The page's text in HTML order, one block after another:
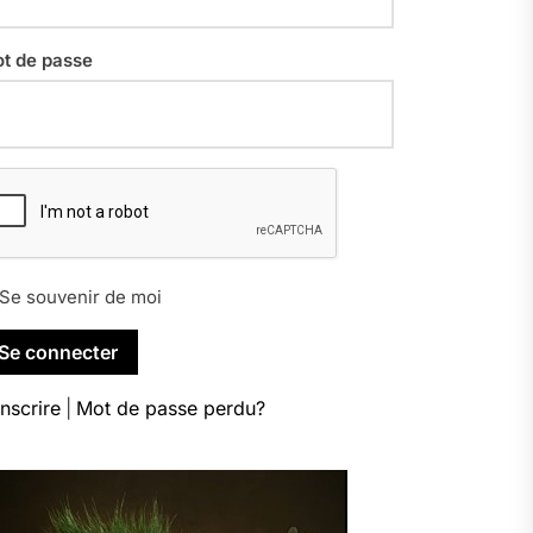
de passe
Se souvenir de moi
Mot de passe perdu?